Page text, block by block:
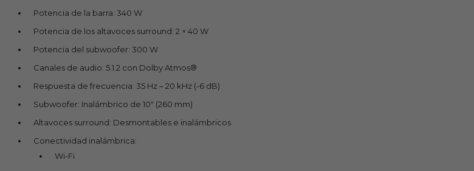
Potencia de la barra: 340 W
Potencia de los altavoces surround: 2 × 40 W
Potencia del subwoofer: 300 W
Canales de audio: 5.1.2 con Dolby Atmos®
Respuesta de frecuencia: 35 Hz – 20 kHz (-6 dB)
Subwoofer: Inalámbrico de 10" (260 mm)
Altavoces surround: Desmontables e inalámbricos
Conectividad inalámbrica:
Wi-Fi